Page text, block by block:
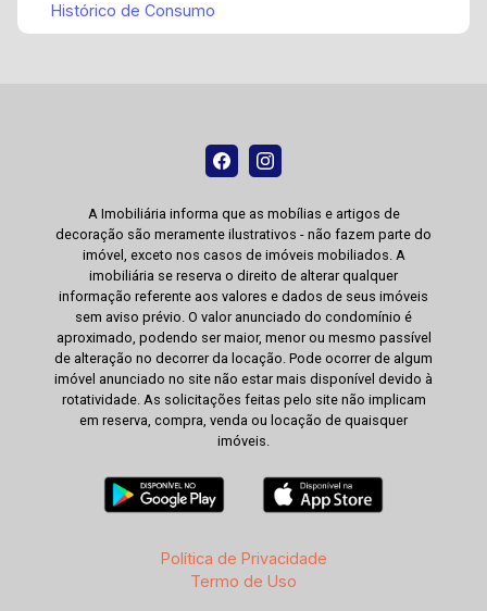
Histórico de Consumo
A Imobiliária informa que as mobílias e artigos de
decoração são meramente ilustrativos - não fazem parte do
imóvel, exceto nos casos de imóveis mobiliados. A
imobiliária se reserva o direito de alterar qualquer
informação referente aos valores e dados de seus imóveis
sem aviso prévio. O valor anunciado do condomínio é
aproximado, podendo ser maior, menor ou mesmo passível
de alteração no decorrer da locação. Pode ocorrer de algum
imóvel anunciado no site não estar mais disponível devido à
rotatividade. As solicitações feitas pelo site não implicam
em reserva, compra, venda ou locação de quaisquer
imóveis.
Política de Privacidade
Termo de Uso